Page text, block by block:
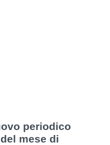
periodico
mese di